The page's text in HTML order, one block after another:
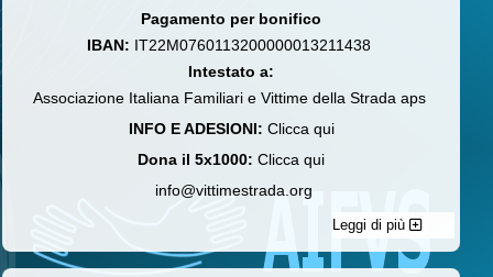
Pagamento per bonifico
IBAN: IT22M0760113200000013211438
Intestato a:
Associazione Italiana Familiari e Vittime della Strada aps
INFO E ADESIONI: Clicca qui
Dona il 5x1000: Clicca qui
info@vittimestrada.org
Leggi di più